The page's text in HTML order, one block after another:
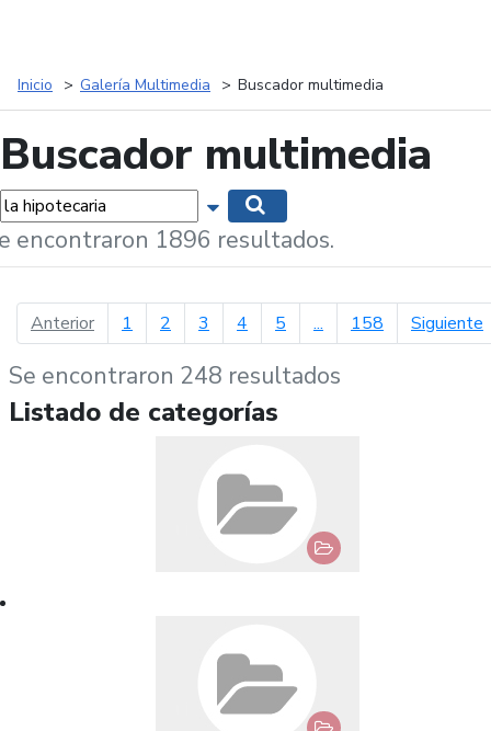
Inicio Galería Multimedia Buscador multimedia
Buscador multimedia
Mostrar opciones de búsqueda
encontraron 1896 resultados.
Anteriorpágina anterior
1 2 3 4 5 ... 158 Siguiente
Se encontraron 248 resultados
Listado de categorías